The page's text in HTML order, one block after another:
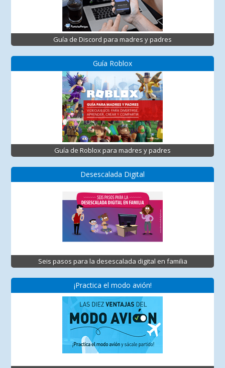
Guía de Discord para madres y padres
Guía Roblox
Guía de Roblox para madres y padres
Desescalada Digital
Seis pasos para la desescalada digital en familia
¡Practica el modo avión!